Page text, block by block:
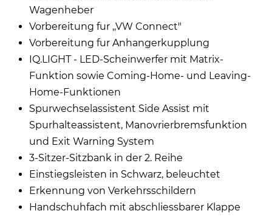
Wagenheber
Vorbereitung fur ,,VW Connect"
Vorbereitung fur Anhangerkupplung
IQ.LIGHT - LED-Scheinwerfer mit Matrix-
Funktion sowie Coming-Home- und Leaving-
Home-Funktionen
Spurwechselassistent Side Assist mit
Spurhalteassistent, Manovrierbremsfunktion
und Exit Warning System
3-Sitzer-Sitzbank in der 2. Reihe
Einstiegsleisten in Schwarz, beleuchtet
Erkennung von Verkehrsschildern
Handschuhfach mit abschliessbarer Klappe